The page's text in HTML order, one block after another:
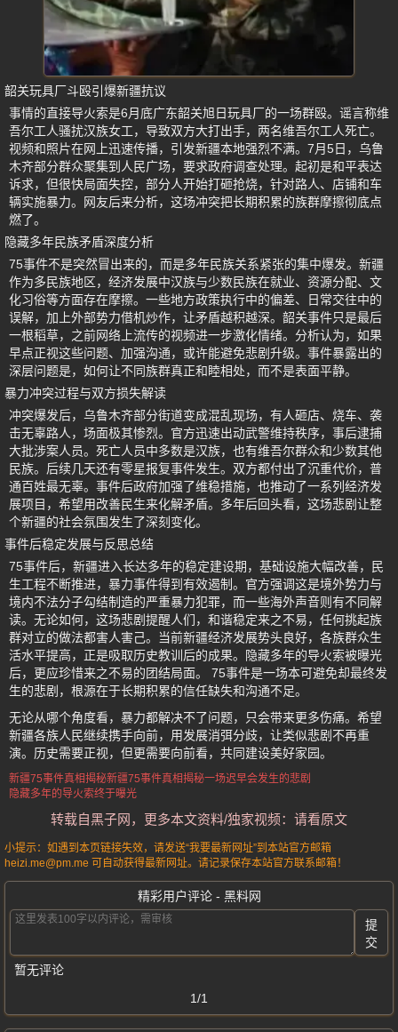
韶关玩具厂斗殴引爆新疆抗议
事情的直接导火索是6月底广东韶关旭日玩具厂的一场群殴。谣言称维
吾尔工人骚扰汉族女工，导致双方大打出手，两名维吾尔工人死亡。
视频和照片在网上迅速传播，引发新疆本地强烈不满。7月5日，乌鲁
木齐部分群众聚集到人民广场，要求政府调查处理。起初是和平表达
诉求，但很快局面失控，部分人开始打砸抢烧，针对路人、店铺和车
辆实施暴力。网友后来分析，这场冲突把长期积累的族群摩擦彻底点
燃了。
隐藏多年民族矛盾深度分析
75事件不是突然冒出来的，而是多年民族关系紧张的集中爆发。新疆
作为多民族地区，经济发展中汉族与少数民族在就业、资源分配、文
化习俗等方面存在摩擦。一些地方政策执行中的偏差、日常交往中的
误解，加上外部势力借机炒作，让矛盾越积越深。韶关事件只是最后
一根稻草，之前网络上流传的视频进一步激化情绪。分析认为，如果
早点正视这些问题、加强沟通，或许能避免悲剧升级。事件暴露出的
深层问题是，如何让不同族群真正和睦相处，而不是表面平静。
暴力冲突过程与双方损失解读
冲突爆发后，乌鲁木齐部分街道变成混乱现场，有人砸店、烧车、袭
击无辜路人，场面极其惨烈。官方迅速出动武警维持秩序，事后逮捕
大批涉案人员。死亡人员中多数是汉族，也有维吾尔群众和少数其他
民族。后续几天还有零星报复事件发生。双方都付出了沉重代价，普
通百姓最无辜。事件后政府加强了维稳措施，也推动了一系列经济发
展项目，希望用改善民生来化解矛盾。多年后回头看，这场悲剧让整
个新疆的社会氛围发生了深刻变化。
事件后稳定发展与反思总结
75事件后，新疆进入长达多年的稳定建设期，基础设施大幅改善，民
生工程不断推进，暴力事件得到有效遏制。官方强调这是境外势力与
境内不法分子勾结制造的严重暴力犯罪，而一些海外声音则有不同解
读。无论如何，这场悲剧提醒人们，和谐稳定来之不易，任何挑起族
群对立的做法都害人害己。当前新疆经济发展势头良好，各族群众生
活水平提高，正是吸取历史教训后的成果。隐藏多年的导火索被曝光
后，更应珍惜来之不易的团结局面。 75事件是一场本可避免却最终发
生的悲剧，根源在于长期积累的信任缺失和沟通不足。
无论从哪个角度看，暴力都解决不了问题，只会带来更多伤痛。希望
新疆各族人民继续携手向前，用发展消弭分歧，让类似悲剧不再重
演。历史需要正视，但更需要向前看，共同建设美好家园。
新疆75事件真相揭秘新疆75事件真相揭秘一场迟早会发生的悲剧
隐藏多年的导火索终于曝光
转载自黑子网，更多本文资料/独家视频：请看原文
小提示：如遇到本页链接失效，请发送“我要最新网址”到本站官方邮箱
heizi.me@pm.me 可自动获得最新网址。请记录保存本站官方联系邮箱！
精彩用户评论 - 黑料网
提
交
暂无评论
1/1